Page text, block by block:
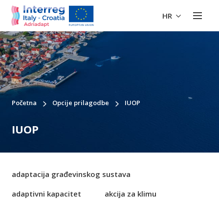
HR
Početna Opcije prilagodbe IUOP
IUOP
adaptacija građevinskog sustava
adaptivni kapacitet
akcija za klimu